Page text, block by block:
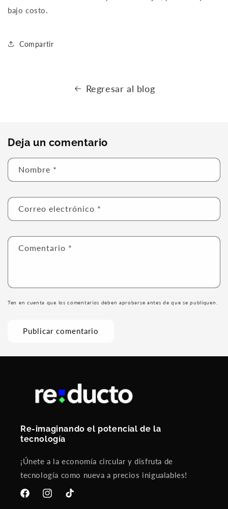
bajo costo.
Compartir
Regresar al blog
Deja un comentario
Nombre *
Correo electrónico *
Comentario *
Ten en cuenta que los comentarios deben aprobarse antes de que se publiquen.
Re-imaginando el potencial de la
tecnología
¡Únete a la economía circular y disfruta de
tecnología como nueva a precios inigualables!
FacebookInstagramTikTok